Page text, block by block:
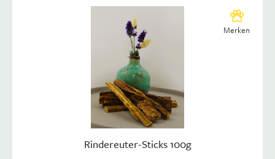
Merken
Rindereuter-Sticks 100g